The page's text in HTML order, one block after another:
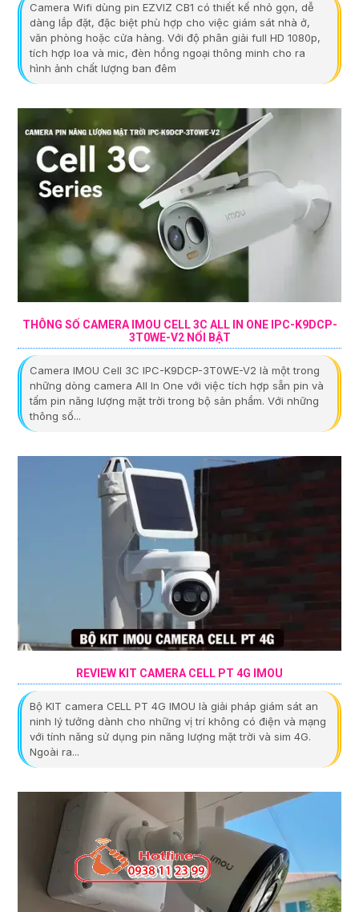
Camera Wifi dùng pin EZVIZ CB1 có thiết kế nhỏ gọn, dễ
dàng lắp đặt, đặc biệt phù hợp cho việc giám sát nhà ở,
văn phòng hoặc cửa hàng. Với độ phân giải full HD 1080p,
tích hợp loa và mic, đèn hồng ngoại thông minh cho ra
hình ảnh chất lượng ban đêm
THÔNG SỐ CAMERA IMOU CELL 3C ALL IN ONE IPC-K9DCP-
3T0WE-V2 NỔI BẬT
Camera IMOU Cell 3C IPC-K9DCP-3T0WE-V2 là một trong
những dòng camera All In One với việc tích hợp sẵn pin và
tấm pin năng lượng mặt trời trong bộ sản phẩm. Với những
thông số...
REVIEW KIT CAMERA CELL PT 4G IMOU
Bộ KIT camera CELL PT 4G IMOU là giải pháp giám sát an
ninh lý tưởng dành cho những vị trí không có điện và mạng
với tính năng sử dụng pin năng lượng mặt trời và sim 4G.
Ngoài ra...